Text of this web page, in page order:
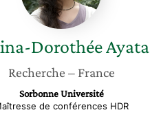
DorothéeAyata
Recherche – France
Sorbonne Université
de conférences HDR